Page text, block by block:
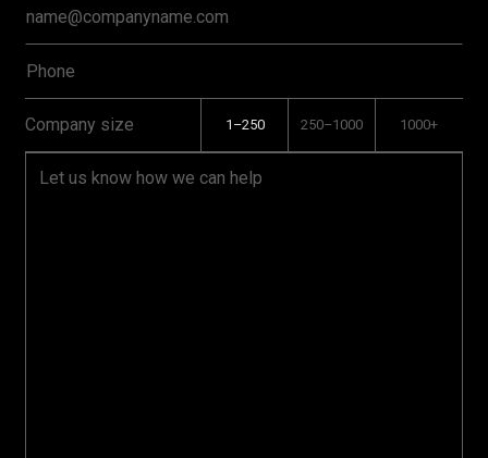
Company size 1–250 250–1000 1000+